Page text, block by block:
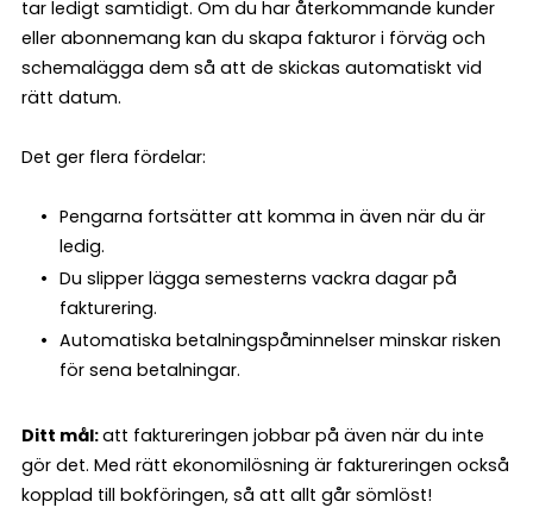
tar ledigt samtidigt. Om du har återkommande kunder
eller abonnemang kan du skapa fakturor i förväg och
schemalägga dem så att de skickas automatiskt vid
rätt datum.
Det ger flera fördelar:
Pengarna fortsätter att komma in även när du är
ledig.
Du slipper lägga semesterns vackra dagar på
fakturering.
Automatiska betalningspåminnelser minskar risken
för sena betalningar.
Ditt mål:att faktureringen jobbar på även när du inte
gör det. Med rätt ekonomilösning är faktureringen också
kopplad till bokföringen, så att allt går sömlöst!